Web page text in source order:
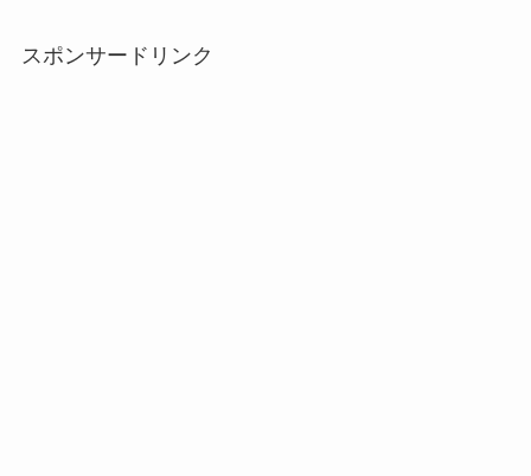
スポンサードリンク